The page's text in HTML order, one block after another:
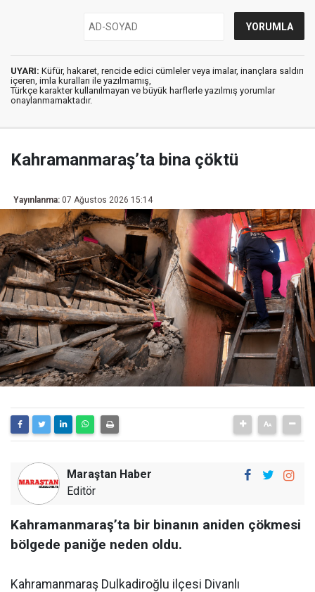
UYARI: Küfür, hakaret, rencide edici cümleler veya imalar, inançlara saldırı
içeren, imla kuralları ile yazılmamış,
Türkçe karakter kullanılmayan ve büyük harflerle yazılmış yorumlar
onaylanmamaktadır.
Kahramanmaraş’ta bina çöktü
Yayınlanma: 07 Ağustos 2026 15:14
Maraştan Haber
Editör
Kahramanmaraş’ta bir binanın aniden çökmesi
bölgede paniğe neden oldu.
Kahramanmaraş Dulkadiroğlu ilçesi Divanlı